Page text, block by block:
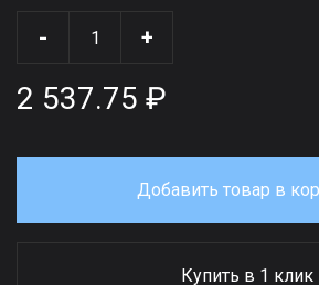
- +
2 537.75 ₽
Добавить товар в
Купить в 1 клик